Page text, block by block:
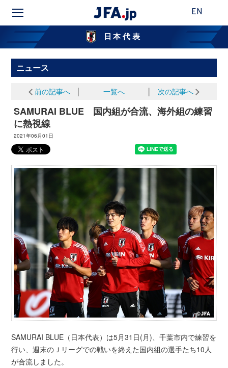
EN
日本代表
ニュース
前の記事へ 一覧へ 次の記事へ
SAMURAI BLUE 国内組が合流、海外組の練習
に熱視線
2021年06月01日
SAMURAI BLUE（日本代表）は5月31日(月)、千葉市内で練習を
行い、週末のＪリーグでの戦いを終えた国内組の選手たち10人
が合流しました。